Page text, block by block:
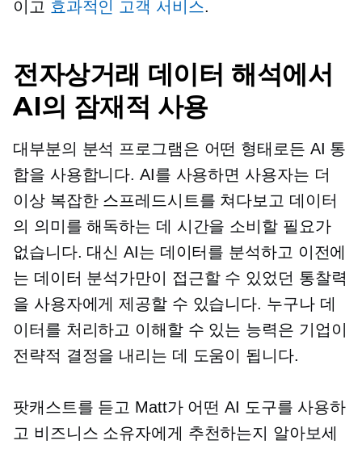
이고 효과적인 고객 서비스.
전자상거래 데이터 해석에서
AI의 잠재적 사용
대부분의 분석 프로그램은 어떤 형태로든 AI 통
합을 사용합니다. AI를 사용하면 사용자는 더
이상 복잡한 스프레드시트를 쳐다보고 데이터
의 의미를 해독하는 데 시간을 소비할 필요가
없습니다. 대신 AI는 데이터를 분석하고 이전에
는 데이터 분석가만이 접근할 수 있었던 통찰력
을 사용자에게 제공할 수 있습니다. 누구나 데
이터를 처리하고 이해할 수 있는 능력은 기업이
전략적 결정을 내리는 데 도움이 됩니다.
팟캐스트를 듣고 Matt가 어떤 AI 도구를 사용하
고 비즈니스 소유자에게 추천하는지 알아보세